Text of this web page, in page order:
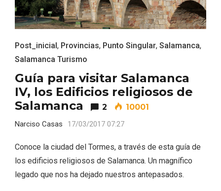
Post_inicial , Provincias, Punto Singular, Salamanca,
Salamanca Turismo
Guía para visitar Salamanca
IV, los Edificios religiosos de
Salamanca
2 10001
Narciso Casas 17/03/2017 07:27
Conoce la ciudad del Tormes, a través de esta guía de
los edificios religiosos de Salamanca. Un magnífico
legado que nos ha dejado nuestros antepasados.